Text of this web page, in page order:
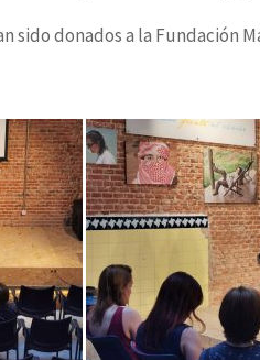
sido donados a la Fundación